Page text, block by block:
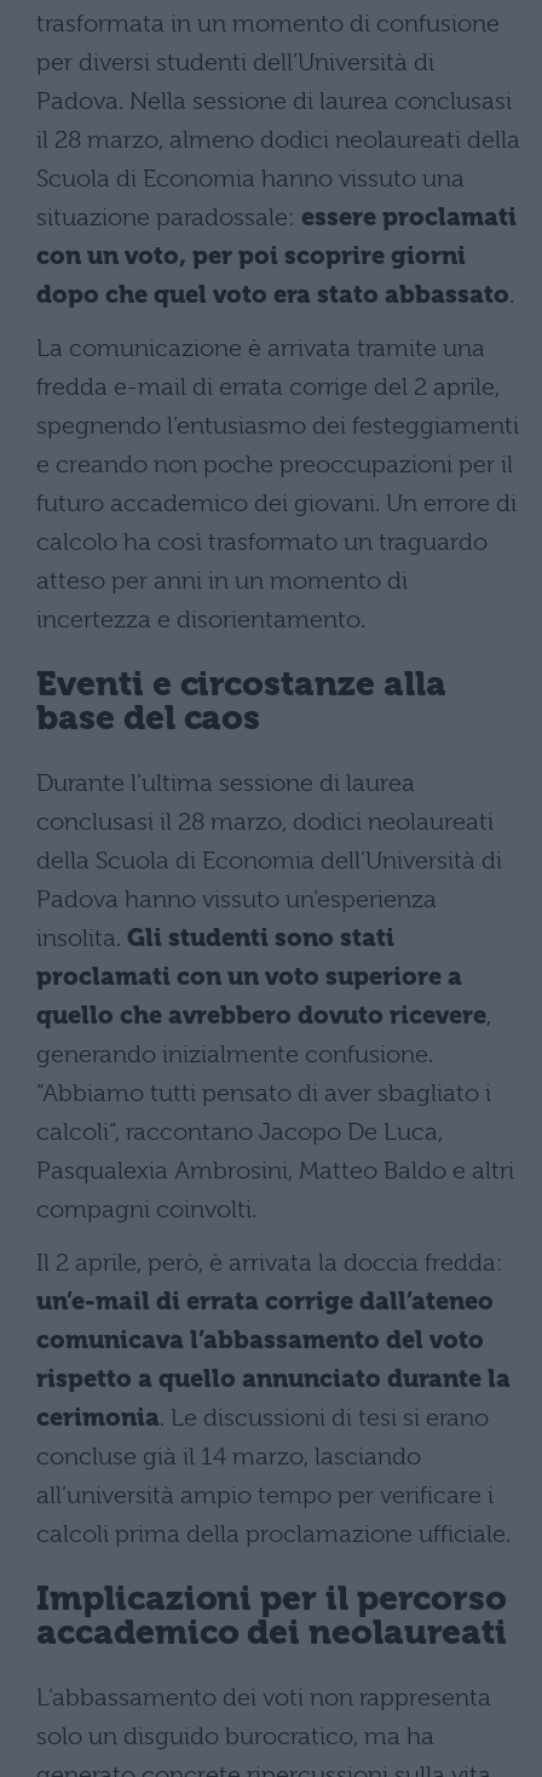
trasformata in un momento di confusione
per diversi studenti dell’Università di
Padova. Nella sessione di laurea conclusasi
il 28 marzo, almeno dodici neolaureati della
Scuola di Economia hanno vissuto una
situazione paradossale: essere proclamati
con un voto, per poi scoprire giorni
dopo che quel voto era stato abbassato.
La comunicazione è arrivata tramite una
fredda e-mail di errata corrige del 2 aprile,
spegnendo l’entusiasmo dei festeggiamenti
e creando non poche preoccupazioni per il
futuro accademico dei giovani. Un errore di
calcolo ha così trasformato un traguardo
atteso per anni in un momento di
incertezza e disorientamento.
Eventi e circostanze alla
base del caos
Durante l’ultima sessione di laurea
conclusasi il 28 marzo, dodici neolaureati
della Scuola di Economia dell’Università di
Padova hanno vissuto un’esperienza
insolita. Gli studenti sono stati
proclamati con un voto superiore a
quello che avrebbero dovuto ricevere,
generando inizialmente confusione.
“Abbiamo tutti pensato di aver sbagliato i
calcoli”, raccontano Jacopo De Luca,
Pasqualexia Ambrosini, Matteo Baldo e altri
compagni coinvolti.
Il 2 aprile, però, è arrivata la doccia fredda:
un’e-mail di errata corrige dall’ateneo
comunicava l’abbassamento del voto
rispetto a quello annunciato durante la
cerimonia. Le discussioni di tesi si erano
concluse già il 14 marzo, lasciando
all’università ampio tempo per verificare i
calcoli prima della proclamazione ufficiale.
Implicazioni per il percorso
accademico dei neolaureati
L’abbassamento dei voti non rappresenta
solo un disguido burocratico, ma ha